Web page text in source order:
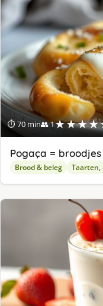
⏱ 70 min👥 1
Pogaça =
Brood & beleg Taarten,